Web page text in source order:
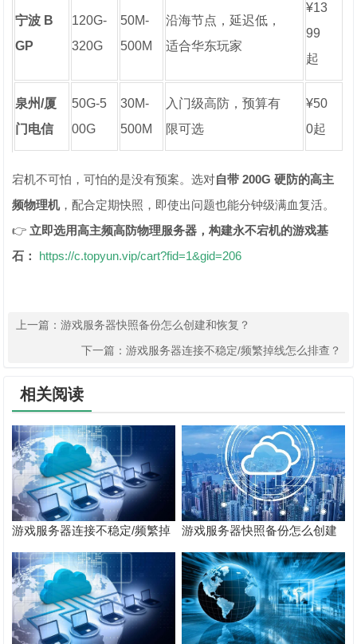
宁波 B
GP
120G-
320G
50M-
500M
沿海节点，延迟低，
适合华东玩家
¥13
99
起
泉州/厦
门电信
50G-5
00G
30M-
500M
入门级高防，预算有
限可选
¥50
0起
宕机不可怕，可怕的是没有预案。选对自带 200G 硬防的高主
频物理机，配合定期快照，即使出问题也能分钟级满血复活。
👉 立即选用高主频高防物理服务器，构建永不宕机的游戏基
石：
https://c.topyun.vip/cart?fid=1&gid=206
上一篇：游戏服务器快照备份怎么创建和恢复？
下一篇： 游戏服务器连接不稳定/频繁掉线怎么排查？
相关阅读
游戏服务器连接不稳定/频繁掉
线怎么排查？
游戏服务器快照备份怎么创建
和恢复？